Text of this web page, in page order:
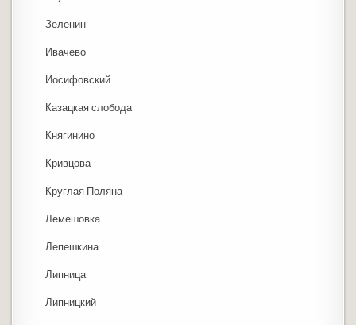
Зеленин
Ивачево
Иосифовский
Казацкая слобода
Княгинино
Кривцова
Круглая Поляна
Лемешовка
Лепешкина
Липница
Липницкий